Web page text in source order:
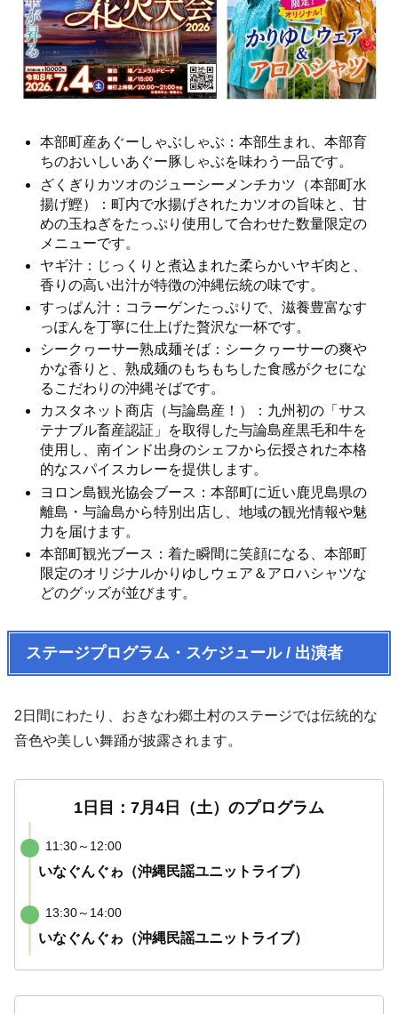
本部町産あぐーしゃぶしゃぶ：本部生まれ、本部育
ちのおいしいあぐー豚しゃぶを味わう一品です。
ざくぎりカツオのジューシーメンチカツ（本部町水
揚げ鰹）：町内で水揚げされたカツオの旨味と、甘
めの玉ねぎをたっぷり使用して合わせた数量限定の
メニューです。
ヤギ汁：じっくりと煮込まれた柔らかいヤギ肉と、
香りの高い出汁が特徴の沖縄伝統の味です。
すっぱん汁：コラーゲンたっぷりで、滋養豊富なす
っぽんを丁寧に仕上げた贅沢な一杯です。
シークヮーサー熟成麺そば：シークヮーサーの爽や
かな香りと、熟成麺のもちもちした食感がクセにな
るこだわりの沖縄そばです。
カスタネット商店（与論島産！）：九州初の「サス
テナブル畜産認証」を取得した与論島産黒毛和牛を
使用し、南インド出身のシェフから伝授された本格
的なスパイスカレーを提供します。
ヨロン島観光協会ブース：本部町に近い鹿児島県の
離島・与論島から特別出店し、地域の観光情報や魅
力を届けます。
本部町観光ブース：着た瞬間に笑顔になる、本部町
限定のオリジナルかりゆしウェア＆アロハシャツな
どのグッズが並びます。
ステージプログラム・スケジュール / 出演者
2日間にわたり、おきなわ郷土村のステージでは伝統的な
音色や美しい舞踊が披露されます。
1日目：7月4日（土）のプログラム
11:30～12:00
いなぐんぐゎ（沖縄民謡ユニットライブ）
13:30～14:00
いなぐんぐゎ（沖縄民謡ユニットライブ）